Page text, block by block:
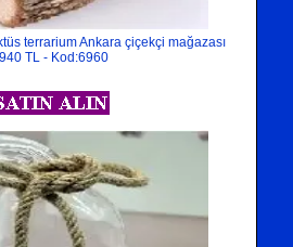
terrarium Ankara çiçekçi mağazası
TL - Kod:6960